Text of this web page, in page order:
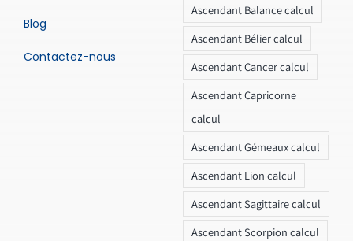
Blog
Contactez-nous
Ascendant Balance calcul
Ascendant Bélier calcul
Ascendant Cancer calcul
Ascendant Capricorne
calcul
Ascendant Gémeaux calcul
Ascendant Lion calcul
Ascendant Sagittaire calcul
Ascendant Scorpion calcul